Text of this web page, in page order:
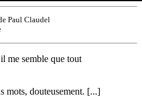
Paul Claudel
me semble que tout
mots, douteusement. [...]